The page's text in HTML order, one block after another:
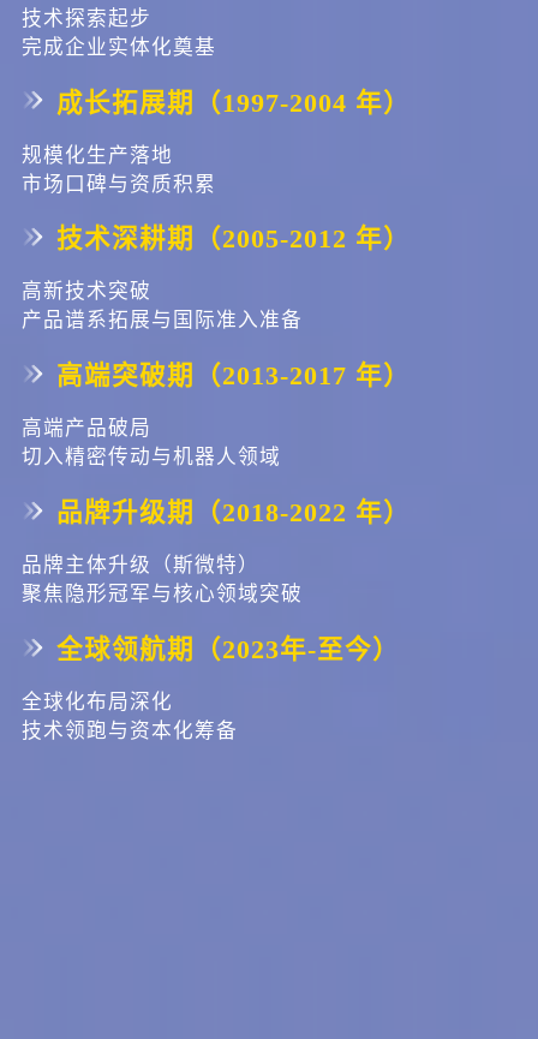
家重点 3D 打印”“人形机器人”“高端自动化”“工业机器人” 等领域表
务于国内众多头部机器人企业。​ 在硬件投入上，斯微特持续引入国
际先进生产加工设备和检测设备，其中经典加工设备已达 200 余台
套，包含 50 余台套带有丰富自身知识产权的顶级装备（磨齿等设
备精度达 2 级）。 斯微特将世界顶级装备融入在线检测，匹配软件
模式。​ 在软硬件管理层面，公司已有二十余年坚持推进 6S 管理与
同时，着力构建标准化质量体系，实现硬实力与软实力的协同提
升，达成高效率、低成本的目标。
技术探索起步
完成企业实体化奠基
成长拓展期（1997-2004 年）
规模化生产落地
市场口碑与资质积累
技术深耕期（2005-2012 年）
高新技术突破
产品谱系拓展与国际准入准备
高端突破期（2013-2017 年）
高端产品破局
切入精密传动与机器人领域
品牌升级期（2018-2022 年）
品牌主体升级（斯微特）
聚焦隐形冠军与核心领域突破
全球领航期（2023年-至今）
全球化布局深化
技术领跑与资本化筹备